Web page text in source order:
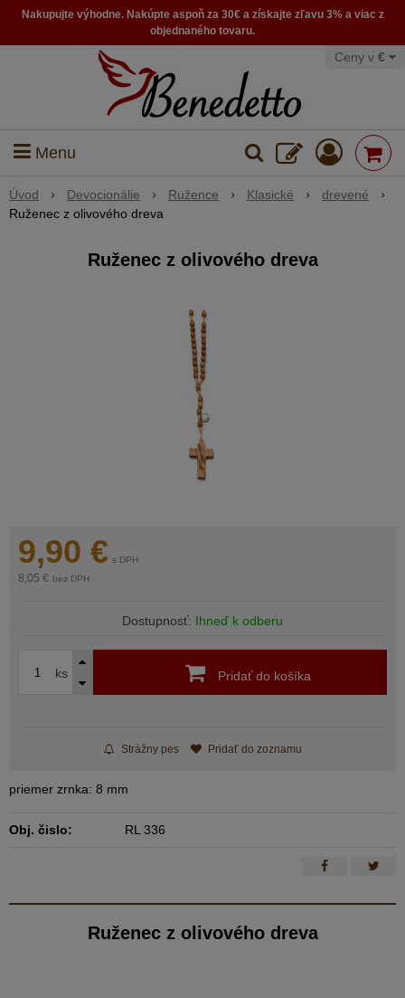
Nakupujte výhodne. Nakúpte aspoň za 30€ a získajte zľavu 3% a viac z
objednaného tovaru.
Menu
Ceny v €
Úvod Devocionálie Ružence Klasické
drevené
Ruženec z olivového dreva
Ruženec z olivového dreva
9,90 € s DPH
8,05 € bez DPH
Dostupnosť: Ihneď k odberu
ks Pridať do košíka
Strážny pes Pridať do zoznamu
priemer zrnka: 8 mm
Obj. čislo: RL 336
Ruženec z olivového dreva